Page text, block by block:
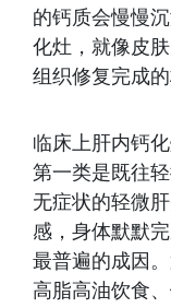
的钙质会慢慢
化灶，就像皮
组织修复完成的
临床上肝内钙
第一类是既往
无症状的轻微
感，身体默默
最普遍的成因
高脂高油饮食